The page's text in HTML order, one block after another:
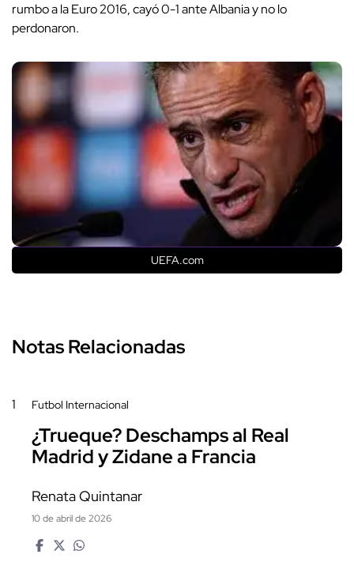
rumbo a la Euro 2016, cayó 0-1 ante Albania y no lo
perdonaron.
UEFA.com
Notas Relacionadas
1 Futbol Internacional
¿Trueque? Deschamps al Real
Madrid y Zidane a Francia
Renata Quintanar
10 de abril de 2026